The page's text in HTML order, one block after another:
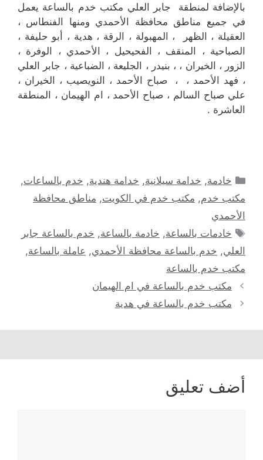
بالإضافة لمنطقة جابر العلي مكتب خدم بالساعة يعمل
في جميع مناطق محافظة الأحمدي ومنها الفنطاس ،
العقيلة ، الظهر ، المهبولة ، الرقة ، هدية ، أبو حليفة ،
الصباحية ، المنقف ، الفحيحيل ، الأحمدي ، الوفرة ،
الزور ، الخيران ، ، بنيدر ، الجليعة ، الضباعية ، جابر العلي
، فهد الأحمد ، ، صباح الأحمد ، النويصيب ، الخيران ،
علي صباح السالم ، صباح الأحمد ، ام الهيمان ، المنطقة
العاشرة .
التصنيفات
خادمة, خدامة سيلانية, خدامة هندية, خدم بالساعات,
مكتب خدم, مكتب خدم في الكويت, مناطق محافظة
الأحمدي
الوسوم
خادمات بالساعة, خادمة بالساعة, خدم بالساعة جابر
العلي, خدم بالساعة محافظة الأحمدي, عاملة بالساعة,
مكتب خدم بالساعة
مكتب خدم بالساعة في ام الهيمان
مكتب خدم بالساعة في هدية
أضف تعليق